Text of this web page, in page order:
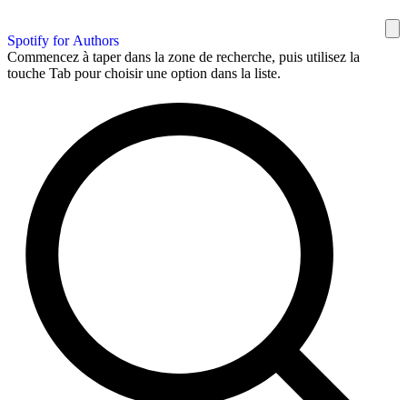
Spotify for Authors
Commencez à taper dans la zone de recherche, puis utilisez la
touche Tab pour choisir une option dans la liste.